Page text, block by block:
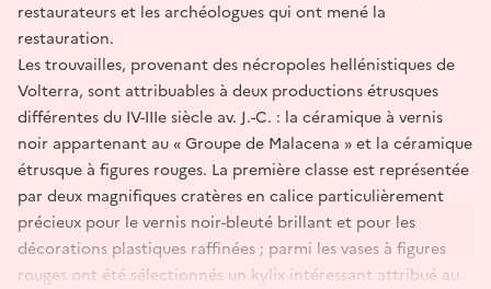
restaurateurs et les archéologues qui ont mené la
restauration.
Les trouvailles, provenant des nécropoles hellénistiques de
Volterra, sont attribuables à deux productions étrusques
différentes du IV-IIIe siècle av. J.-C. : la céramique à vernis
noir appartenant au « Groupe de Malacena » et la céramique
étrusque à figures rouges. La première classe est représentée
par deux magnifiques cratères en calice particulièrement
précieux pour le vernis noir-bleuté brillant et pour les
décorations plastiques raffinées ; parmi les vases à figures
rouges ont été sélectionnés un kylix intéressant attribué au